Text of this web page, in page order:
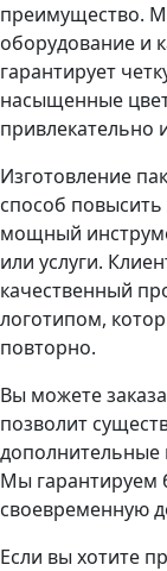
преимущество.
оборудование и
гарантирует
насыщенные
привлекательно
Изготовление
способ
мощный
или услуги.
качественный
логотипом,
повторно.
Вы можете
позволит
дополнительные
Мы гарантируем
своевременную
Если вы хотите